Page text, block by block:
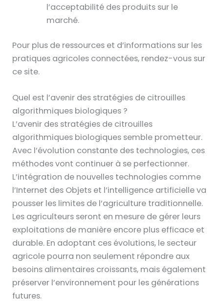
l’acceptabilité des produits sur le
marché.
Pour plus de ressources et d’informations sur les
pratiques agricoles connectées, rendez-vous sur
ce site.
Quel est l’avenir des stratégies de citrouilles
algorithmiques biologiques ?
L’avenir des stratégies de citrouilles
algorithmiques biologiques semble prometteur.
Avec l’évolution constante des technologies, ces
méthodes vont continuer à se perfectionner.
L’intégration de nouvelles technologies comme
l’Internet des Objets et l’intelligence artificielle va
pousser les limites de l’agriculture traditionnelle.
Les agriculteurs seront en mesure de gérer leurs
exploitations de manière encore plus efficace et
durable. En adoptant ces évolutions, le secteur
agricole pourra non seulement répondre aux
besoins alimentaires croissants, mais également
préserver l’environnement pour les générations
futures.